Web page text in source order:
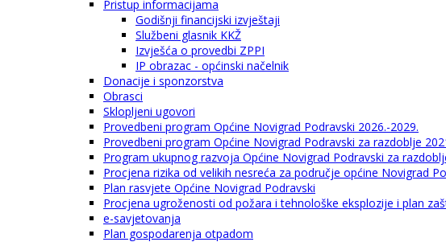
Pristup informacijama
Godišnji financijski izvještaji
Službeni glasnik KKŽ
Izvješća o provedbi ZPPI
IP obrazac - općinski načelnik
Donacije i sponzorstva
Obrasci
Sklopljeni ugovori
Provedbeni program Općine Novigrad Podravski 2026.-2029.
Provedbeni program Općine Novigrad Podravski za razdoblje
Program ukupnog razvoja Općine Novigrad Podravski za
Procjena rizika od velikih nesreća za područje općine Novigrad
Plan rasvjete Općine Novigrad Podravski
Procjena ugroženosti od požara i tehnološke eksplozije i plan
e-savjetovanja
Plan gospodarenja otpadom